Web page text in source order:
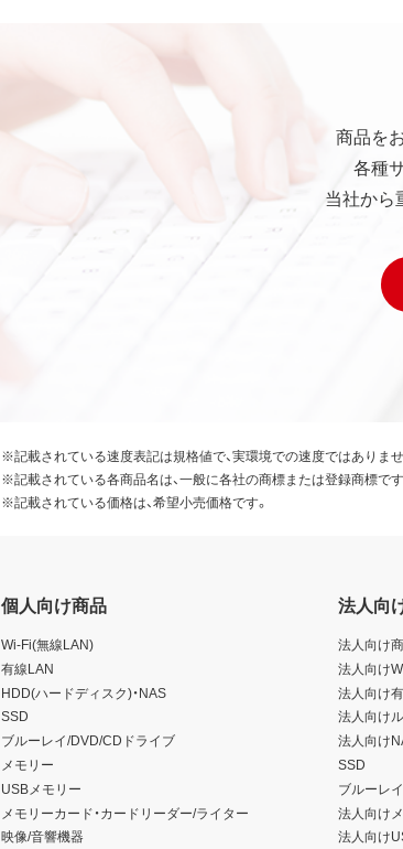
商品を
各種
当社から
※記載されている速度表記は規格値で、実環境での速度ではありませ
※記載されている各商品名は、一般に各社の商標または登録商標です
※記載されている価格は、希望小売価格です。
個人向け商品
Wi-Fi(無線LAN)
有線LAN
HDD(ハードディスク)・NAS
SSD
ブルーレイ/DVD/CDドライブ
メモリー
USBメモリー
メモリーカード・カードリーダー/ライター
映像/音響機器
法人向
法人向け
法人向け
法人向け
法人向け
法人向け
SSD
ブルーレ
法人向け
法人向け